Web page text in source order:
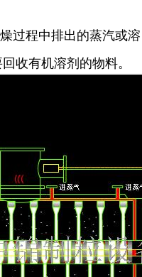
过程中排出的蒸汽或溶
收有机溶剂的物料。